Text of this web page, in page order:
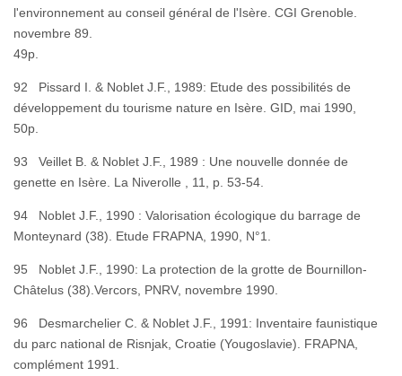
l'environnement au conseil général de l'Isère. CGI Grenoble.
novembre 89.
92 Pissard I. & Noblet J.F., 1989: Etude des possibilités de
développement du tourisme nature en Isère. GID, mai 1990,
93 Veillet B. & Noblet J.F., 1989 : Une nouvelle donnée de
genette en Isère. La Niverolle , 11, p. 53-54.
94 Noblet J.F., 1990 : Valorisation écologique du barrage de
Monteynard (38). Etude FRAPNA, 1990, N°1.
95 Noblet J.F., 1990: La protection de la grotte de Bournillon-
Châtelus (38).Vercors, PNRV, novembre 1990.
96 Desmarchelier C. & Noblet J.F., 1991: Inventaire faunistique
du parc national de Risnjak, Croatie (Yougoslavie). FRAPNA,
complément 1991.